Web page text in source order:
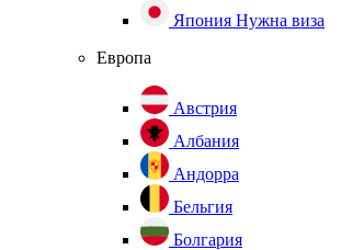
Япония Нужна виза
Европа
Австрия
Албания
Андорра
Бельгия
Болгария